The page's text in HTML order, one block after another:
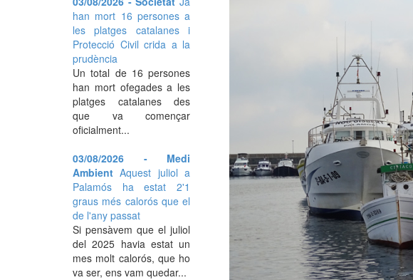
han mort 16 persones a
les platges catalanes i
Protecció Civil crida a la
prudència
Un total de 16 persones
han mort ofegades a les
platges catalanes des
que va començar
oficialment...
03/08/2026 - Medi
AmbientAquest juliol a
Palamós ha estat 2'1
graus més calorós que el
de l'any passat
Si pensàvem que el juliol
del 2025 havia estat un
mes molt calorós, que ho
va ser, ens vam quedar...